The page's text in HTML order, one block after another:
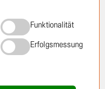
Datenschutzrichtlinie
Cookie-Richtlinie
AGB
Funktionalität
Erfolgsmessung